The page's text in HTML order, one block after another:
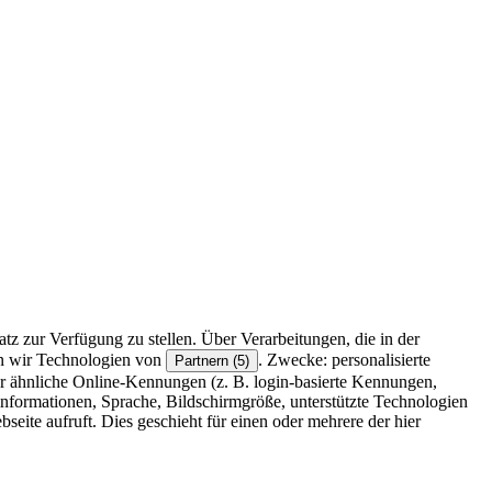
zur Verfügung zu stellen. Über Verarbeitungen, die in der
wir Technologien von
Partnern (5) . Zwecke: personalisierte
Online-Kennungen (z. B. login-basierte Kennungen,
Sprache, Bildschirmgröße, unterstützte Technologien
aufruft. Dies geschieht für einen oder mehrere der hier